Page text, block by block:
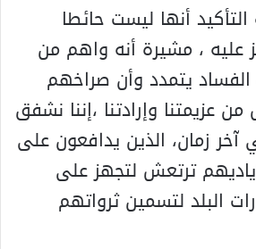
أنها ليست حائطا
عليه ، مشيرة أنه واهم من
الفساد يتمدد وأن صراخهم
عزيمتنا وإرادتنا ،إننا نشفق
زمان، الذين يدافعون على
ترتعش لتجهز على
البلد لتسمين ثرواتهم